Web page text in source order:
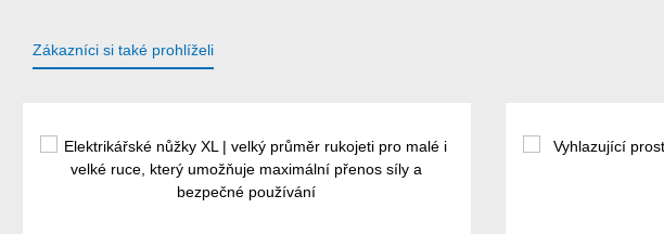
Zákazníci si také prohlíželi